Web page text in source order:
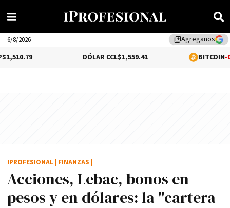
library_addAgreganos
6/8/2026
$1,559.41 -0.02%
Acciones, Lebac, bonos en
pesos y en dólares: la "cartera
IPROFESIONAL FINANZAS